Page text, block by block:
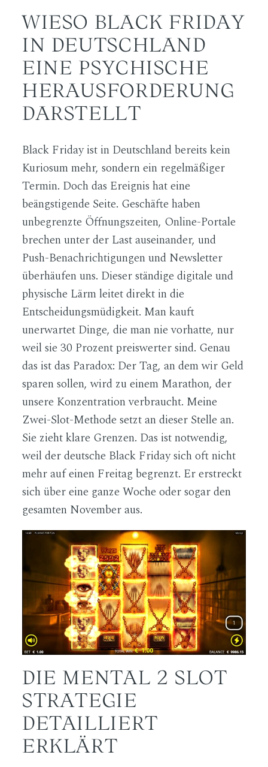
WIESO BLACK FRIDAY
IN DEUTSCHLAND
EINE PSYCHISCHE
HERAUSFORDERUNG
DARSTELLT
Black Friday ist in Deutschland bereits kein
Kuriosum mehr, sondern ein regelmäßiger
Termin. Doch das Ereignis hat eine
beängstigende Seite. Geschäfte haben
unbegrenzte Öffnungszeiten, Online-Portale
brechen unter der Last auseinander, und
Push-Benachrichtigungen und Newsletter
überhäufen uns. Dieser ständige digitale und
physische Lärm leitet direkt in die
Entscheidungsmüdigkeit. Man kauft
unerwartet Dinge, die man nie vorhatte, nur
weil sie 30 Prozent preiswerter sind. Genau
das ist das Paradox: Der Tag, an dem wir Geld
sparen sollen, wird zu einem Marathon, der
unsere Konzentration verbraucht. Meine
Zwei-Slot-Methode setzt an dieser Stelle an.
Sie zieht klare Grenzen. Das ist notwendig,
weil der deutsche Black Friday sich oft nicht
mehr auf einen Freitag begrenzt. Er erstreckt
sich über eine ganze Woche oder sogar den
gesamten November aus.
DIE MENTAL 2 SLOT
STRATEGIE
DETAILLIERT
ERKLÄRT